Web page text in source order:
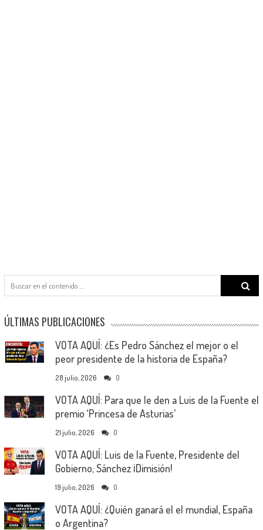
Search
ÚLTIMAS PUBLICACIONES
VOTA AQUÍ: ¿Es Pedro Sánchez el mejor o el
peor presidente de la historia de España?
28 julio, 2026 0
VOTA AQUÍ: Para que le den a Luis de la Fuente el
premio ‘Princesa de Asturias’
21 julio, 2026 0
VOTA AQUÍ: Luis de la Fuente, Presidente del
Gobierno; Sánchez ¡Dimisión!
19 julio, 2026 0
VOTA AQUÍ: ¿Quién ganará el el mundial, España
o Argentina?